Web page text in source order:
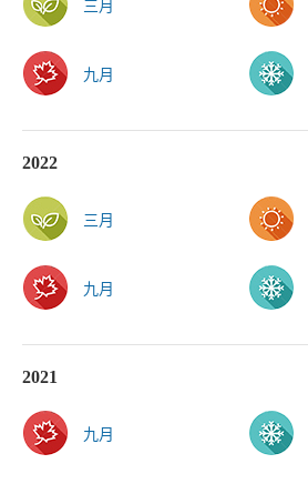
三月
九月
2022
三月
九月
2021
九月